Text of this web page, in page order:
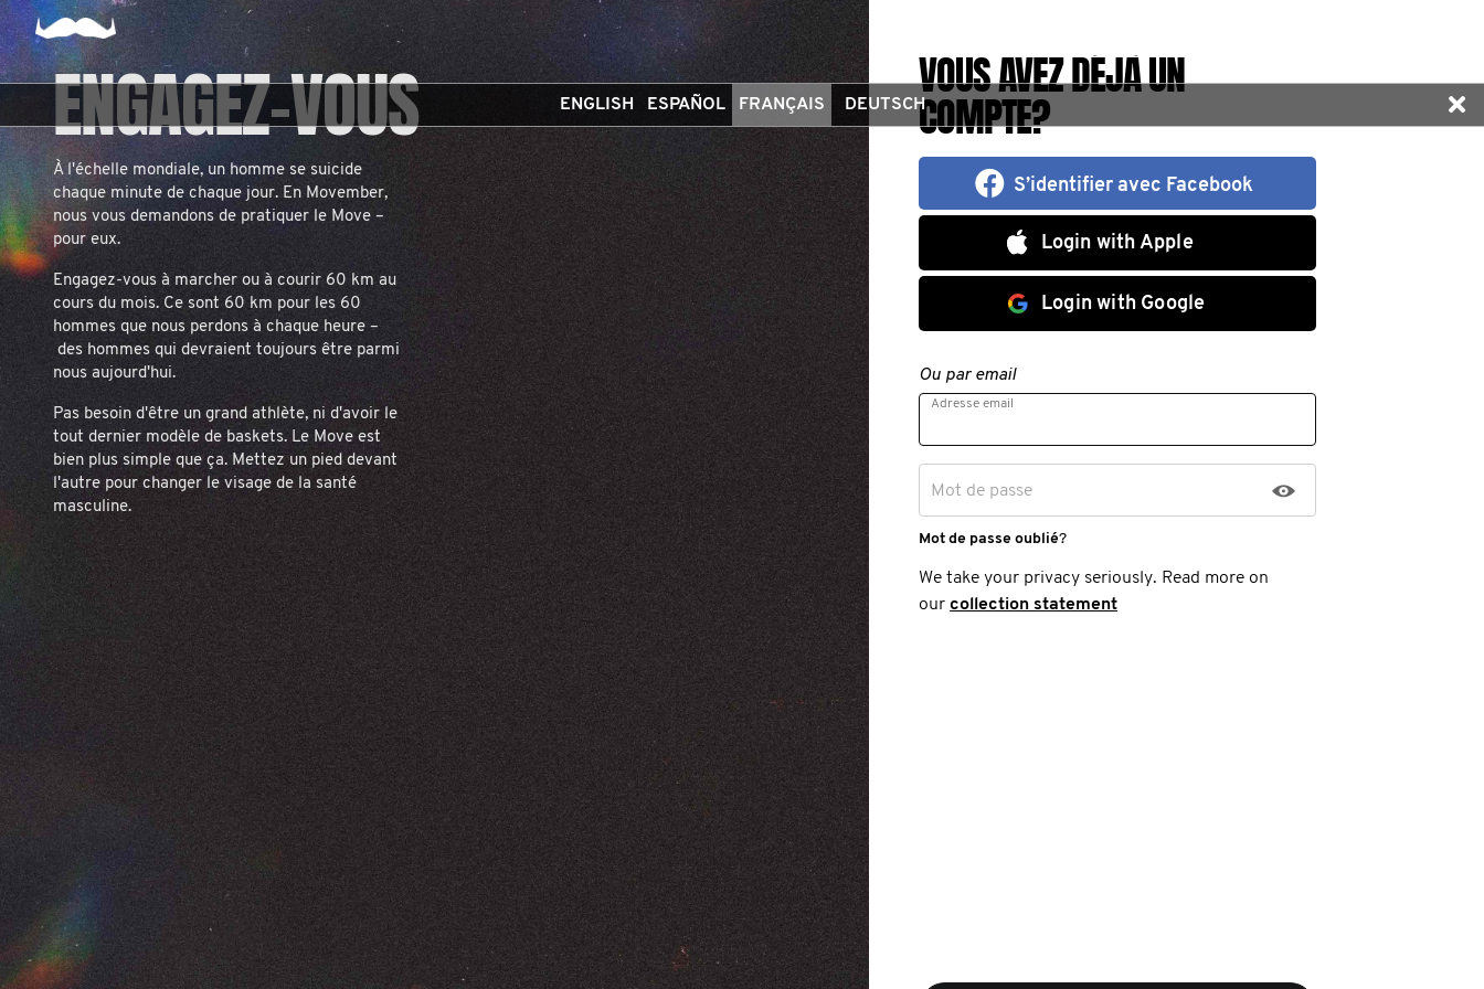
ENGLISH ESPAÑOL FRANÇAIS DEUTSCH
ENGAGEZ-VOUS
À l'échelle mondiale, un homme se suicide
chaque minute de chaque jour. En Movember,
nous vous demandons de pratiquer le Move –
pour eux.
Engagez-vous à marcher ou à courir 60 km au
cours du mois. Ce sont 60 km pour les 60
hommes que nous perdons à chaque heure –
des hommes qui devraient toujours être parmi
nous aujourd'hui.
Pas besoin d'être un grand athlète, ni d'avoir le
tout dernier modèle de baskets. Le Move est
bien plus simple que ça. Mettez un pied devant
l'autre pour changer le visage de la santé
masculine.
VOUS AVEZ DÉJÀ UN
COMPTE?
S’identifier avec Facebook
Login with Apple
Login with Google
Ou par email
Adresse email
Mot de passe
Mot de passe oublié?
We take your privacy seriously. Read more on
ourcollection statement